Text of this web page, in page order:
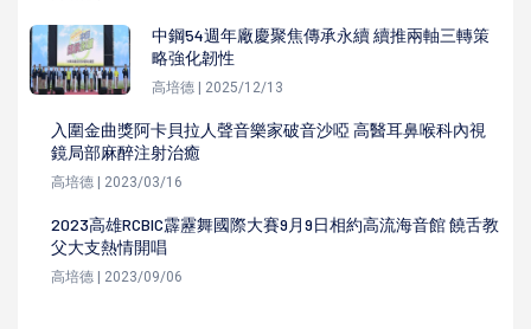
中鋼54週年廠慶聚焦傳承永續 續推兩軸三轉策
略強化韌性
高培德 | 2025/12/13
入圍金曲獎阿卡貝拉人聲音樂家破音沙啞 高醫耳鼻喉科內視
鏡局部麻醉注射治癒
高培德 | 2023/03/16
2023高雄RCBIC霹靂舞國際大賽9月9日相約高流海音館 饒舌教
父大支熱情開唱
高培德 | 2023/09/06